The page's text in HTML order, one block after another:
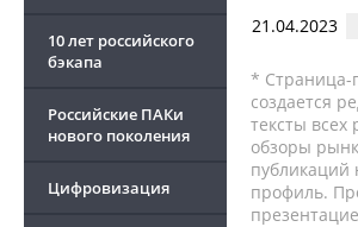
10 лет российского
бэкапа
Российские ПАКи
нового поколения
Цифровизация
21.04.2023
* Страница-
создается
тексты всех
обзоры
публикаций
профиль.